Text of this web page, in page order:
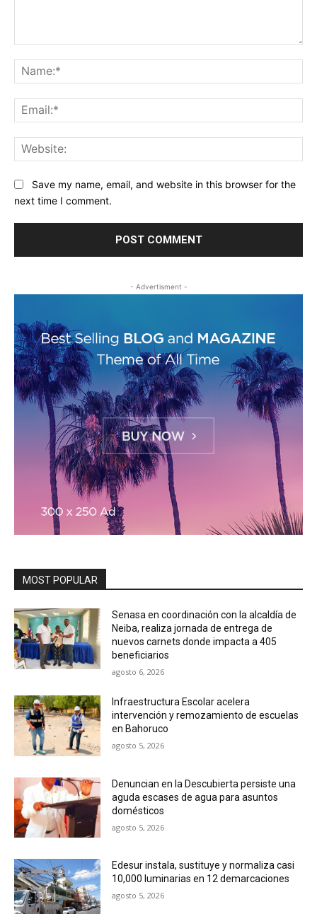
Save my name, email, and website in this browser for the
next time I comment.
- Advertisment -
MOST POPULAR
Senasa en coordinación con la alcaldía de
Neiba, realiza jornada de entrega de
nuevos carnets donde impacta a 405
beneficiarios
agosto 6, 2026
Infraestructura Escolar acelera
intervención y remozamiento de escuelas
en Bahoruco
agosto 5, 2026
Denuncian en la Descubierta persiste una
aguda escases de agua para asuntos
domésticos
agosto 5, 2026
Edesur instala, sustituye y normaliza casi
10,000 luminarias en 12 demarcaciones
agosto 5, 2026